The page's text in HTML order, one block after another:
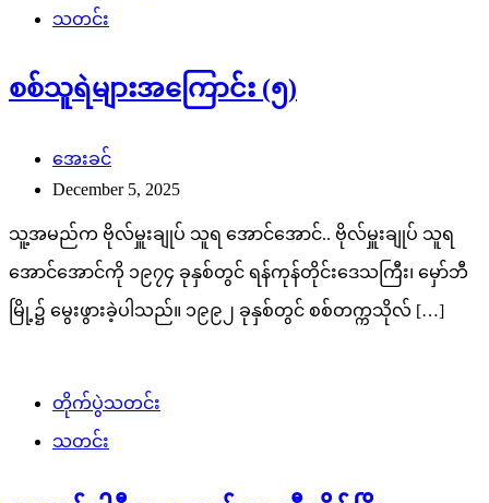
သတင်း
စစ်သူရဲများအကြောင်း (၅)
အေးခင်
December 5, 2025
သူ့အမည်က ဗိုလ်မှူးချုပ် သူရ အောင်အောင်.. ဗိုလ်မှူးချုပ် သူရ
အောင်အောင်ကို ၁၉၇၄ ခုနှစ်တွင် ရန်ကုန်တိုင်းဒေသကြီး၊ မှော်ဘီ
မြို့၌ မွေးဖွားခဲ့ပါသည်။ ၁၉၉၂ ခုနှစ်တွင် စစ်တက္ကသိုလ် […]
တိုက်ပွဲသတင်း
သတင်း